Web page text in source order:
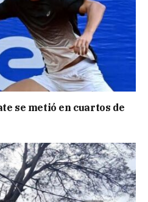
se metió en cuartos de